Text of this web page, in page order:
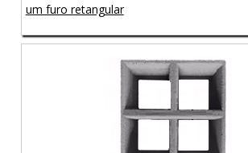
um furo retangular